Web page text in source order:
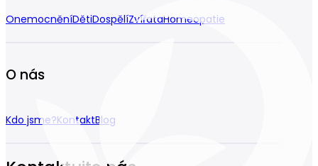
OnemocněníDětiDospělíZvířataHomeopatie
O nás
Kdo jsme?KontaktBlog